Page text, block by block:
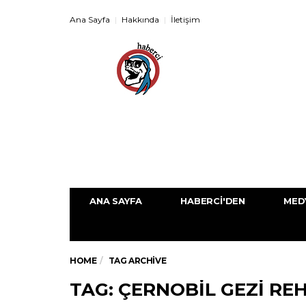
Ana Sayfa Hakkında İletişim
ANA SAYFA HABERCI'DEN
HOME TAG ARCHIVE
TAG: ÇERNOBIL GEZI